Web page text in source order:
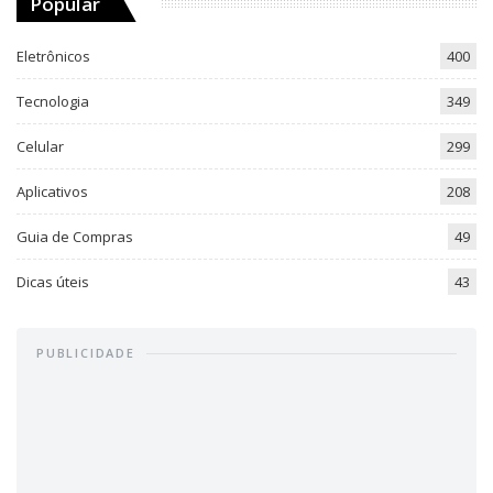
Eletrônicos 400
Tecnologia 349
Celular 299
Aplicativos 208
Guia de Compras 49
Dicas úteis 43
PUBLICIDADE